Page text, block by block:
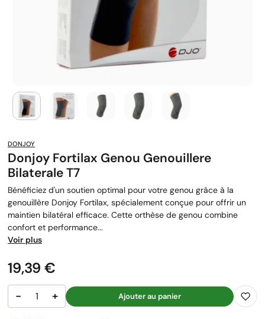
DONJOY
Donjoy Fortilax Genou Genouillere
Bilaterale T7
Bénéficiez d'un soutien optimal pour votre genou grâce à la
genouillère Donjoy Fortilax, spécialement conçue pour offrir un
maintien bilatéral efficace. Cette orthèse de genou combine
confort et performance...
Voir plus
Prix
19,39 €
− + Ajouter au panier